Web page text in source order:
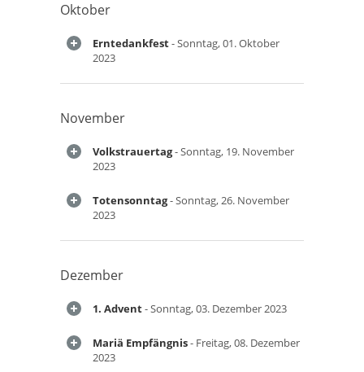
Oktober
Erntedankfest- Sonntag, 01. Oktober
2023
November
Volkstrauertag- Sonntag, 19. November
2023
Totensonntag- Sonntag, 26. November
2023
Dezember
1. Advent- Sonntag, 03. Dezember 2023
Mariä Empfängnis- Freitag, 08. Dezember
2023